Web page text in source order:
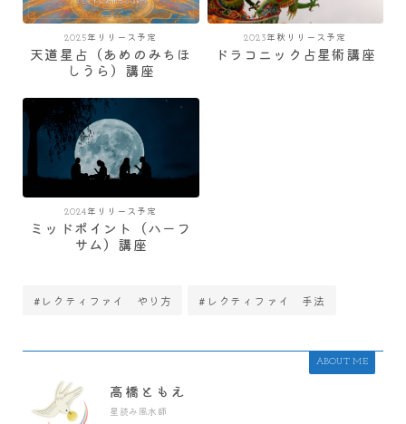
2025年リリース予定
天道星占（あめのみちほ
しうら）講座
2023年秋リリース予定
ドラコニック占星術講座
2024年リリース予定
ミッドポイント（ハーフ
サム）講座
#レクティファイ やり方 #レクティファイ 手法
ABOUT ME
高橋ともえ
星読み風水師